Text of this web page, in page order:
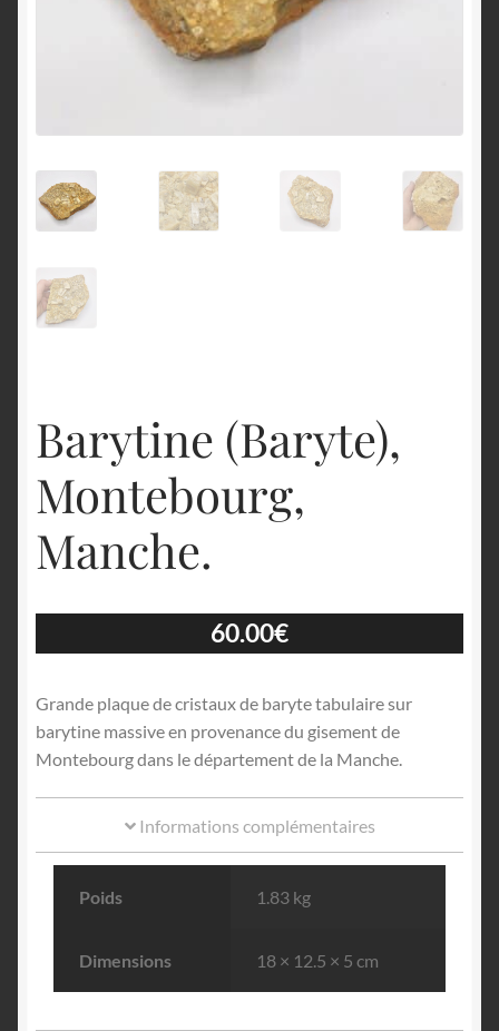
Barytine (Baryte),
Montebourg,
Manche.
60.00€
Grande plaque de cristaux de baryte tabulaire sur
barytine massive en provenance du gisement de
Montebourg dans le département de la Manche.
Informations complémentaires
Poids 1.83 kg
Dimensions 18 × 12.5 × 5 cm